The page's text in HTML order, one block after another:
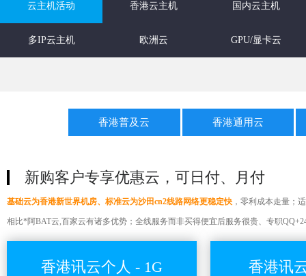
云主机活动 香港云主机 国内云主机
多IP云主机 欧洲云 GPU/显卡云
香港普及云 香港通用云
新购客户专享优惠云，可日付、月付
基础云为香港新世界机房、标准云为沙田cn2线路网络更稳定快 ，零利成本走量；
相比*阿BAT云,百家云有诸多优势；全线服务而非买得便宜后服务很贵、专职
香港讯云个人 - 1G 香港讯